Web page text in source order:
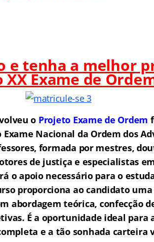
e tenha a melhor
XX Exame de
o Projeto Exame de Ordem f
Nacional da Ordem dos
formada por mestres,
de justiça e especialistas
o apoio necessário para o
proporciona ao candidato
abordagem teórica, confecção
É a oportunidade ideal para
e a tão sonhada carteira